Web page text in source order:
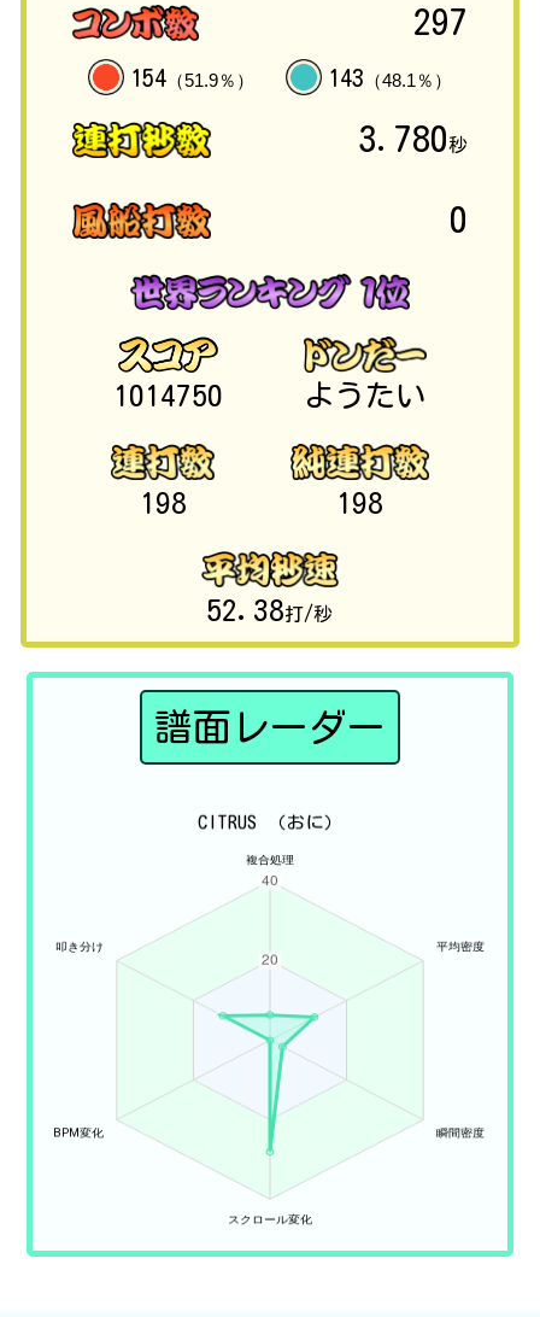
297
154 （51.9％） 143 （48.1％）
3.780秒
0
1014750 ようたい
198 198
52.38打/秒
譜面レーダー